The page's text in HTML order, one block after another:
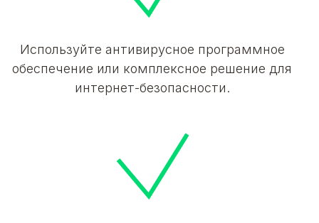
Используйте антивирусное программное
обеспечение или комплексное решение для
интернет-безопасности.